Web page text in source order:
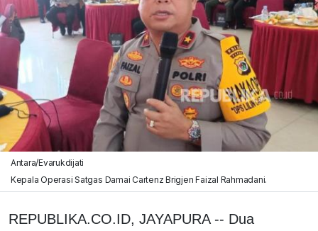
Antara/Evarukdijati
Kepala Operasi Satgas Damai Cartenz Brigjen Faizal Rahmadani.
REPUBLIKA.CO.ID, JAYAPURA -- Dua